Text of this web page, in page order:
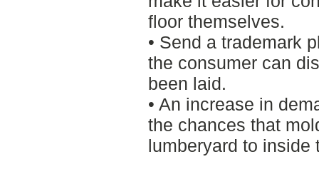
floor themselves.
• Send a trademark
the consumer can
been laid.
• An increase in
the chances that
lumberyard to inside